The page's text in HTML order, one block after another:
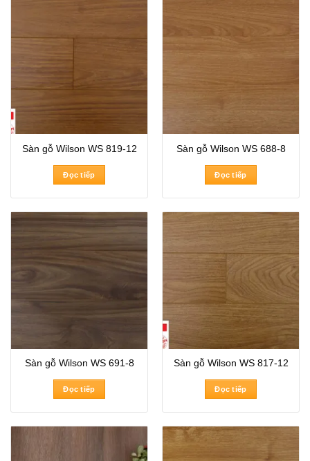
Sàn gỗ Wilson WS 819-12
Đọc tiếp
Sàn gỗ Wilson WS 688-8
Đọc tiếp
Sàn gỗ Wilson WS 691-8
Đọc tiếp
Sàn gỗ Wilson WS 817-12
Đọc tiếp